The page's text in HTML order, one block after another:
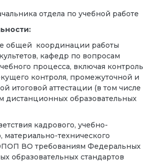
отдела по учебной работе
общей координации работы
кафедр по вопросам
процесса, включая контроль
контроля, промежуточной и
итоговой аттестации (в том числе
дистанционных образовательных
кадрового, учебно-
материально-технического
ВО требованиям Федеральных
образовательных стандартов